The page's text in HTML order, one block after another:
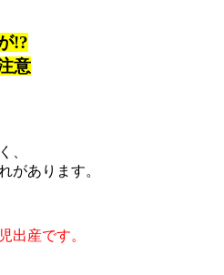
!?
意
、
があります。
出産です。